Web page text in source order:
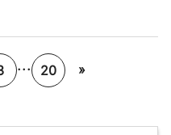
... 20 »